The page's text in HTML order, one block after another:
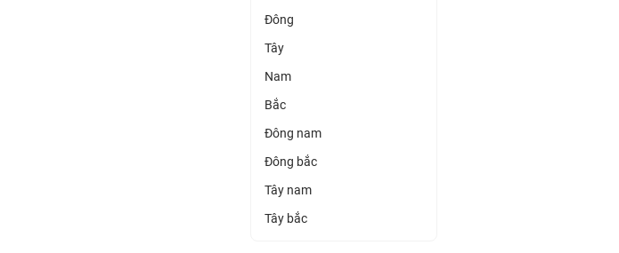
Đông
Tây
Nam
Bắc
Đông nam
Đông bắc
Tây nam
Tây bắc